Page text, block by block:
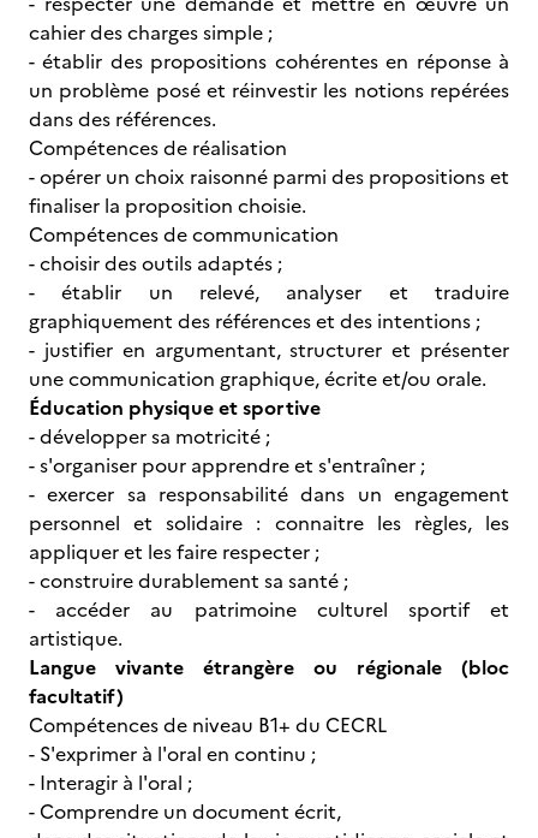
cahier des charges simple ;
- établir des propositions cohérentes en réponse à
un problème posé et réinvestir les notions repérées
dans des références.
Compétences de réalisation
- opérer un choix raisonné parmi des propositions et
finaliser la proposition choisie.
Compétences de communication
- choisir des outils adaptés ;
- établir un relevé, analyser et traduire
graphiquement des références et des intentions ;
- justifier en argumentant, structurer et présenter
une communication graphique, écrite et/ou orale.
Éducation physique et sportive
- développer sa motricité ;
- s'organiser pour apprendre et s'entraîner ;
- exercer sa responsabilité dans un engagement
personnel et solidaire : connaitre les règles, les
appliquer et les faire respecter ;
- construire durablement sa santé ;
- accéder au patrimoine culturel sportif et
artistique.
Langue vivante étrangère ou régionale (bloc
facultatif)
Compétences de niveau B1+ du CECRL
- S'exprimer à l'oral en continu ;
- Interagir à l'oral ;
- Comprendre un document écrit,